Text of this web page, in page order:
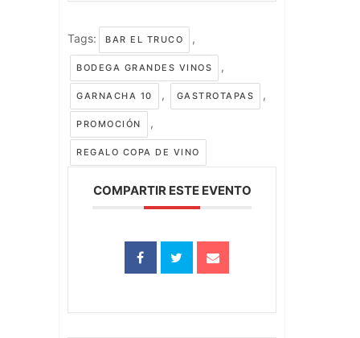
Tags: BAR EL TRUCO ,
BODEGA GRANDES VINOS ,
GARNACHA 10 , GASTROTAPAS ,
PROMOCIÓN ,
REGALO COPA DE VINO
COMPARTIR ESTE EVENTO